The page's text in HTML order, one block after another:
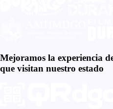
Mejoramos la experiencia
que visitan nuestro estado